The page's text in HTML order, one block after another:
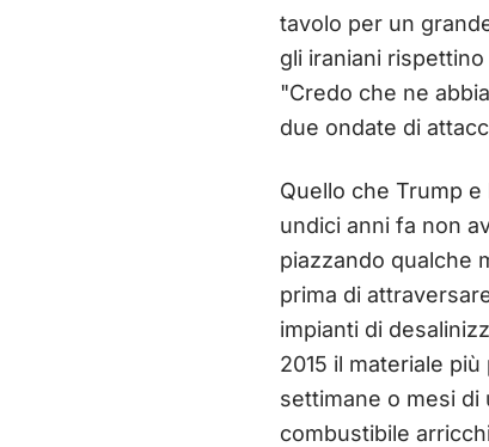
tavolo per un
gli iraniani
"Credo che ne
due ondate di
Quello che Trump
undici anni fa non
piazzando qualche
prima di
impianti di
2015 il materiale
settimane o mesi
combustibile